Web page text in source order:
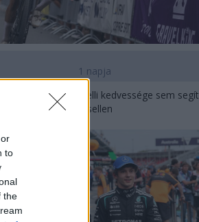
to
the
1 napja
szerint Antonelli kedvessége sem segít
Russellen